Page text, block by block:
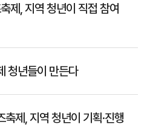
제, 지역 청년이 직접 참여
청년들이 만든다
제, 지역 청년이 기획·진행